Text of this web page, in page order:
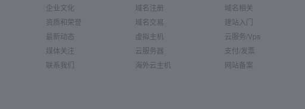
企业文化
资质和荣誉
最新动态
媒体关注
联系我们
域名注册
域名交易
虚拟主机
云服务器
海外云主机
域名相关
建站入门
云服务/Vps
支付/发票
网站备案